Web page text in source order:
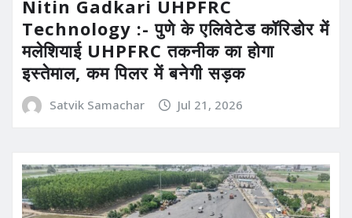
Nitin Gadkari UHPFRC
Technology :- पुणे के एलिवेटेड कॉरिडोर में
मलेशियाई UHPFRC तकनीक का होगा
इस्तेमाल, कम पिलर में बनेगी सड़क
Satvik Samachar Jul 21, 2026